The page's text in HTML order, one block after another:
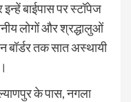
बाईपास पर स्टॉपेज
लोगों और श्रद्धालुओं
बॉर्डर तक सात अस्थायी
के पास, नगला